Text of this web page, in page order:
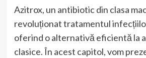
Azitrox, un antibiotic din clasa
revoluționat tratamentul
oferind o alternativă eficientă la
clasice. În acest capitol, vom